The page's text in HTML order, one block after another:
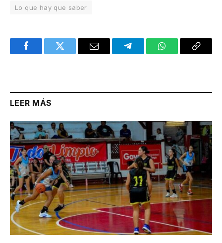
Lo que hay que saber
FacebookTwitter Email TelegramWhatsAppCopy
LEER MÁS